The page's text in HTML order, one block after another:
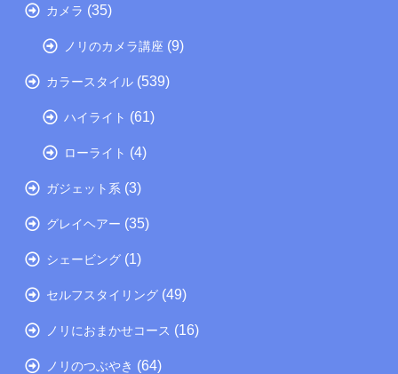
カメラ (35)
ノリのカメラ講座 (9)
カラースタイル (539)
ハイライト (61)
ローライト (4)
ガジェット系 (3)
グレイヘアー (35)
シェービング (1)
セルフスタイリング (49)
ノリにおまかせコース (16)
ノリのつぶやき (64)